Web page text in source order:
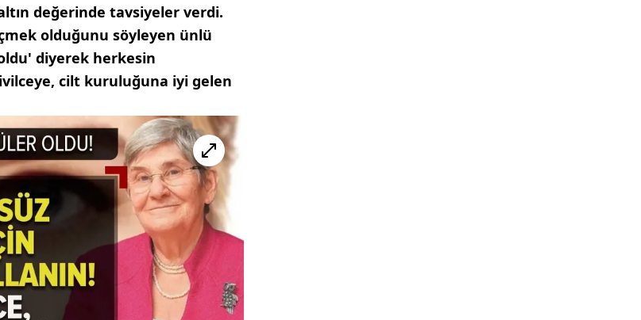
değerinde tavsiyeler verdi.
olduğunu söyleyen ünlü
diyerek herkesin
cilt kuruluğuna iyi gelen